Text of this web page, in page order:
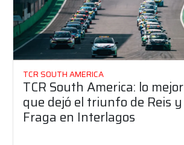
TCR SOUTH AMERICA
TCR South America: lo mejor
que dejó el triunfo de Reis y
Fraga en Interlagos